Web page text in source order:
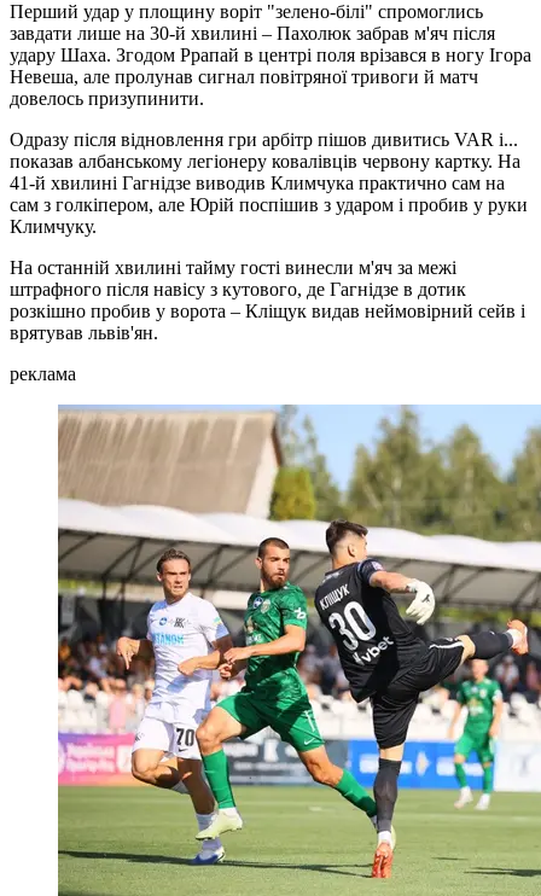
Перший удар у площину воріт "зелено-білі" спромоглись
завдати лише на 30-й хвилині – Пахолюк забрав м'яч після
удару Шаха. Згодом Ррапай в центрі поля врізався в ногу Ігора
Невеша, але пролунав сигнал повітряної тривоги й матч
довелось призупинити.
Одразу після відновлення гри арбітр пішов дивитись VAR і...
показав албанському легіонеру ковалівців червону картку. На
41-й хвилині Гагнідзе виводив Климчука практично сам на
сам з голкіпером, але Юрій поспішив з ударом і пробив у руки
Климчуку.
На останній хвилині тайму гості винесли м'яч за межі
штрафного після навісу з кутового, де Гагнідзе в дотик
розкішно пробив у ворота – Кліщук видав неймовірний сейв і
врятував львів'ян.
реклама